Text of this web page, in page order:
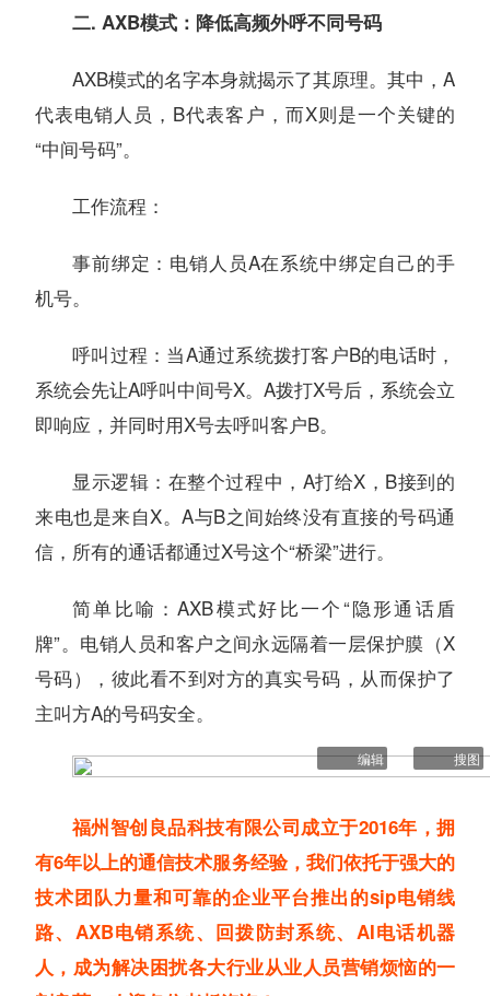
二. AXB模式：降低高频外呼不同号码
AXB模式的名字本身就揭示了其原理。其中，A
代表电销人员，B代表客户，而X则是一个关键的
“中间号码”。
工作流程：
事前绑定：电销人员A在系统中绑定自己的手
机号。
呼叫过程：当A通过系统拨打客户B的电话时，
系统会先让A呼叫中间号X。A拨打X号后，系统会立
即响应，并同时用X号去呼叫客户B。
显示逻辑：在整个过程中，A打给X，B接到的
来电也是来自X。A与B之间始终没有直接的号码通
信，所有的通话都通过X号这个“桥梁”进行。
简单比喻：AXB模式好比一个“隐形通话盾
牌”。电销人员和客户之间永远隔着一层保护膜（X
号码），彼此看不到对方的真实号码，从而保护了
主叫方A的号码安全。
编辑 搜图
福州智创良品科技有限公司成立于2016年，拥
有6年以上的通信技术服务经验，我们依托于强大的
技术团队力量和可靠的企业平台推出的sip电销线
路、AXB电销系统、回拨防封系统、AI电话机器
人，成为解决困扰各大行业从业人员营销烦恼的一